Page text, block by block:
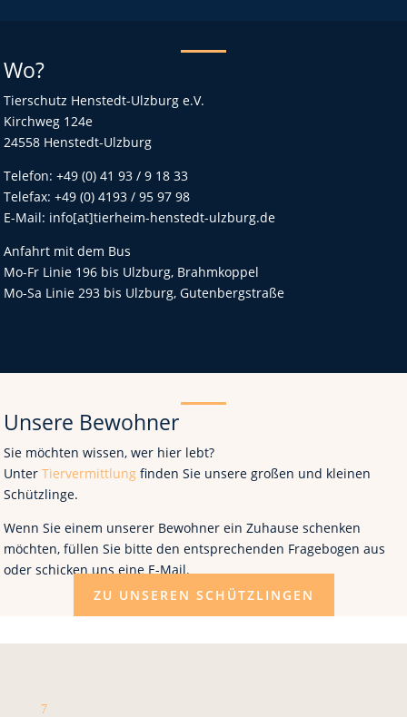
Wo?
Tierschutz Henstedt-Ulzburg e.V.
Kirchweg 124e
24558 Henstedt-Ulzburg
Telefon: +49 (0) 41 93 / 9 18 33
Telefax: +49 (0) 4193 / 95 97 98
E-Mail: info[at]tierheim-henstedt-ulzburg.de
Anfahrt mit dem Bus
Mo-Fr Linie 196 bis Ulzburg, Brahmkoppel
Mo-Sa Linie 293 bis Ulzburg, Gutenbergstraße
Unsere Bewohner
Sie möchten wissen, wer hier lebt?
UnterTiervermittlung finden Sie unsere großen und kleinen
Schützlinge.
Wenn Sie einem unserer Bewohner ein Zuhause schenken
möchten, füllen Sie bitte den entsprechenden Fragebogen aus
oder schicken uns eine E-Mail.
ZU UNSEREN SCHÜTZLINGEN
7